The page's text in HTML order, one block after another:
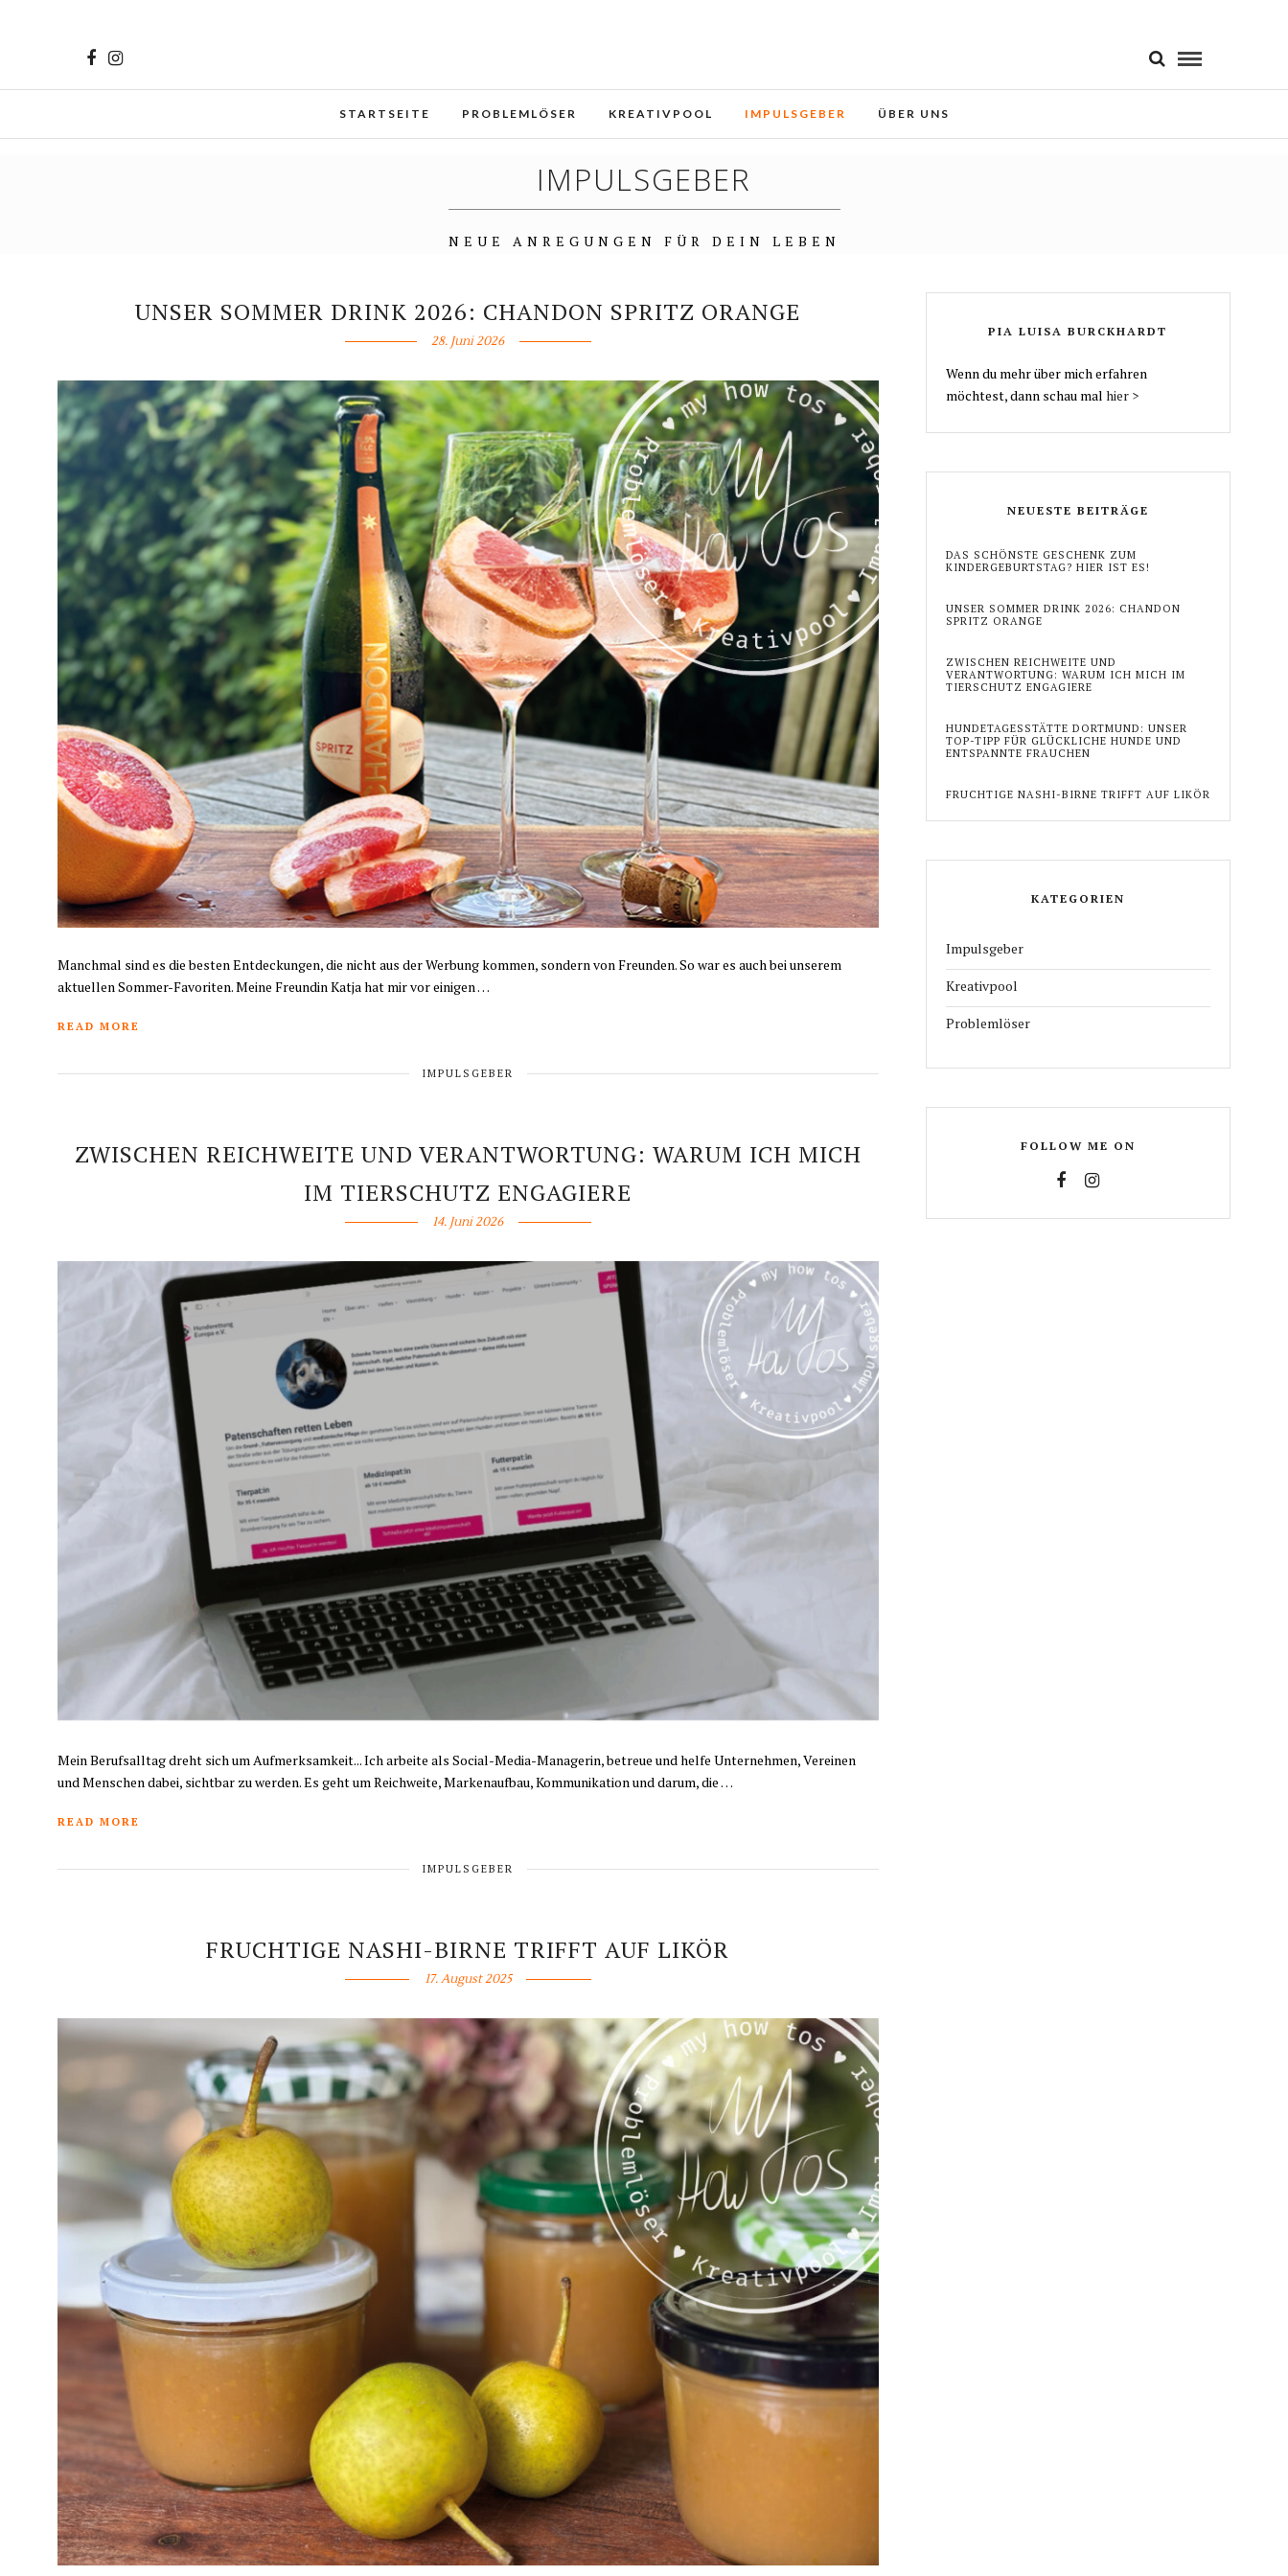
Mehr erfahren
STARTSEITE PROBLEMLÖSER KREATIVPOOL IMPULSGEBER ÜBER UNS
IMPULSGEBER
NEUE ANREGUNGEN FÜR DEIN LEBEN
UNSER SOMMER DRINK 2026: CHANDON SPRITZ ORANGE
28. Juni 2026
Manchmal sind es die besten Entdeckungen, die nicht aus der Werbung kommen, sondern von Freunden. So war es auch bei unserem
aktuellen Sommer-Favoriten. Meine Freundin Katja hat mir vor einigen …
READ MORE
IMPULSGEBER
ZWISCHEN REICHWEITE UND VERANTWORTUNG: WARUM ICH MICH
IM TIERSCHUTZ ENGAGIERE
14. Juni 2026
Mein Berufsalltag dreht sich um Aufmerksamkeit... Ich arbeite als Social-Media-Managerin, betreue und helfe Unternehmen, Vereinen
und Menschen dabei, sichtbar zu werden. Es geht um Reichweite, Markenaufbau, Kommunikation und darum, die …
READ MORE
IMPULSGEBER
FRUCHTIGE NASHI-BIRNE TRIFFT AUF LIKÖR
17. August 2025
PIA LUISA BURCKHARDT
Wenn du mehr über mich erfahren
möchtest, dann schau mal hier >
NEUESTE BEITRÄGE
DAS SCHÖNSTE GESCHENK ZUM
KINDERGEBURTSTAG? HIER IST ES!
UNSER SOMMER DRINK 2026: CHANDON
SPRITZ ORANGE
ZWISCHEN REICHWEITE UND
VERANTWORTUNG: WARUM ICH MICH IM
TIERSCHUTZ ENGAGIERE
HUNDETAGESSTÄTTE DORTMUND: UNSER
TOP-TIPP FÜR GLÜCKLICHE HUNDE UND
ENTSPANNTE FRAUCHEN
FRUCHTIGE NASHI-BIRNE TRIFFT AUF LIKÖR
KATEGORIEN
Impulsgeber
Kreativpool
Problemlöser
FOLLOW ME ON